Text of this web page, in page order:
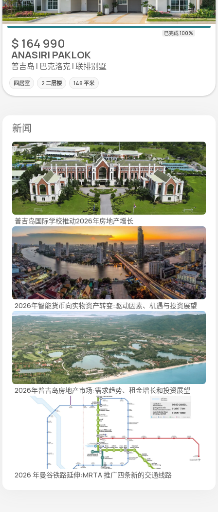
$ 164 990
ANASIRI PAKLOK
普吉岛 | 巴克洛克 | 联排别墅
四居室 2 二层楼 148 平米
新闻
普吉岛国际学校推动2026年房地产增长
2026年智能货币向实物资产转变:驱动因素、机遇与投资展望
2026年普吉岛房地产市场:需求趋势、租金增长和投资展望
2026 年曼谷铁路延伸:MRTA 推广四条新的交通线路